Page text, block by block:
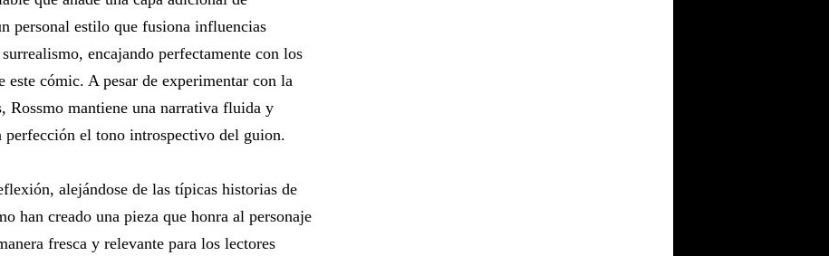
personal estilo que fusiona influencias
encajando perfectamente con los
este cómic. A pesar de experimentar con la
Rossmo mantiene una narrativa fluida y
perfección el tono introspectivo del guion.
alejándose de las típicas historias de
han creado una pieza que honra al personaje
fresca y relevante para los lectores